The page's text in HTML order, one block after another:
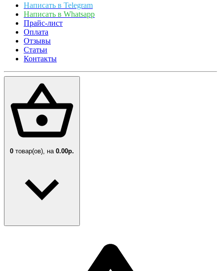
Написать в Telegram
Написать в Whatsapp
Прайс-лист
Оплата
Отзывы
Статьи
Контакты
0 товар(ов), на 0.00р.